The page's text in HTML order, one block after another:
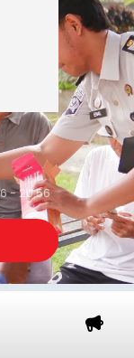
- 20:56